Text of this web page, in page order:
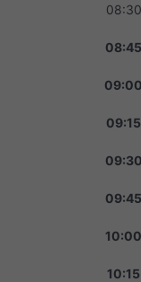
08:30
08:45
09:00
09:15
09:30
09:45
10:00
10:15